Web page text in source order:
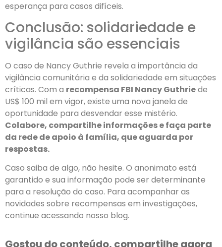
esperança para casos difíceis.
Conclusão: solidariedade e
vigilância são essenciais
O caso de Nancy Guthrie revela a importância da
vigilância comunitária e da solidariedade em situações
críticas. Com a recompensa FBI Nancy Guthriede
US$ 100 mil em vigor, existe uma nova janela de
oportunidade para desvendar esse mistério.
Colabore, compartilhe informações e faça parte
da rede de apoio à família, que aguarda por
respostas.
Caso saiba de algo, não hesite. O anonimato está
garantido e sua informação pode ser determinante
para a resolução do caso. Para acompanhar as
novidades sobre recompensas em investigações,
continue acessando nosso blog.
Gostou do conteúdo, compartilhe agora